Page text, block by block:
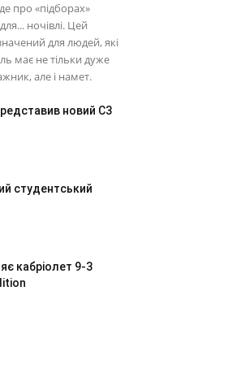
про «підборах»
ночівлі. Цей
для людей, які
має не тільки дуже
але і намет.
новий C3
студентський
кабріолет 9-3